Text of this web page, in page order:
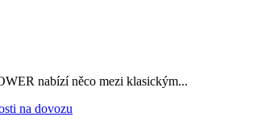
nabízí něco mezi klasickým...